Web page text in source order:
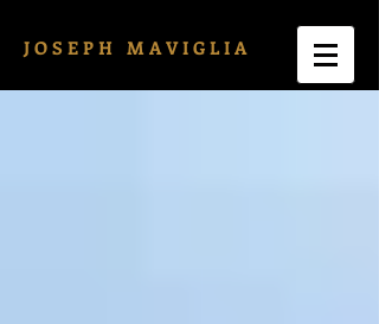
J O S E P H M A V I G L I A